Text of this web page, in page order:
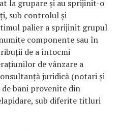
la grupare și au sprijinit-o
sub controlul și
palier a sprijinit grupul
componente sau în
de a întocmi
de vânzare a
juridică (notari și
de bani provenite din
sub diferite titluri